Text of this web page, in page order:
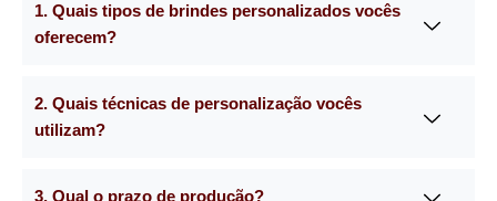
1. Quais tipos de brindes personalizados vocês
oferecem?
2. Quais técnicas de personalização vocês
utilizam?
3. Qual o prazo de produção?